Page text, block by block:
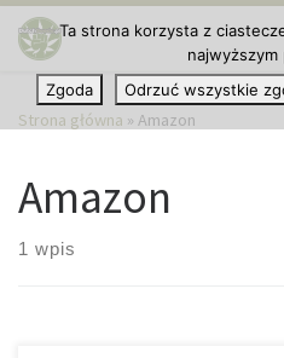
Przejdź do treści
Strona główna » Amazon
Amazon
1 wpis
Ta strona korzysta z
najwyższym
Zgoda
Odrzuć wszystkie